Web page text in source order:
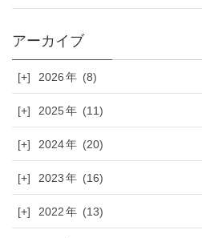
[+] 2026 (8)
[+] 2025 (11)
[+] 2024 (20)
[+] 2023 (16)
[+] 2022 (13)